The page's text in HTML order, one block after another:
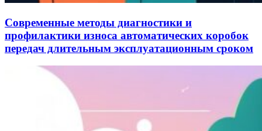
Современные методы диагностики и
профилактики износа автоматических коробок
передач длительным эксплуатационным сроком